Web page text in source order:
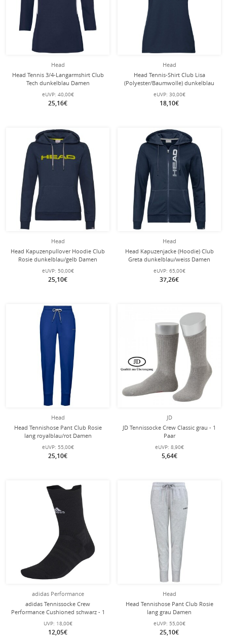
Head
Head Tennis 3/4-Langarmshirt Club
Tech dunkelblau Damen
eUVP: 40,00€
25,16€
Head
Head Tennis-Shirt Club Lisa
(Polyester/Baumwolle) dunkelblau
Damen
eUVP: 30,00€
18,10€
Head
Head Kapuzenpullover Hoodie Club
Rosie dunkelblau/gelb Damen
eUVP: 50,00€
25,10€
Head
Head Kapuzenjacke (Hoodie) Club
Greta dunkelblau/weiss Damen
eUVP: 65,00€
37,26€
Head
Head Tennishose Pant Club Rosie
lang royalblau/rot Damen
eUVP: 55,00€
25,10€
JD
JD Tennissocke Crew Classic grau - 1
Paar
eUVP: 8,90€
5,64€
adidas Performance
adidas Tennissocke Crew
Performance Cushioned schwarz - 1
Paar
UVP: 18,00€
12,05€
Head
Head Tennishose Pant Club Rosie
lang grau Damen
eUVP: 55,00€
25,10€